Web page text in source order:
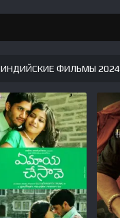
ИНДИЙСКИЕ ФИЛЬМЫ 2024